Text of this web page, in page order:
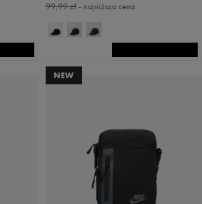
99,99 zł- najniższa cena
NEW